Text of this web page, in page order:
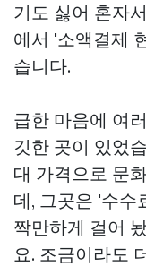
기도 싫어 혼자
에서 '소액결제
습니다.
급한 마음에 여
깃한 곳이 있었
대 가격으로 문
데, 그곳은 '수수
짝만하게 걸어
요. 조금이라도